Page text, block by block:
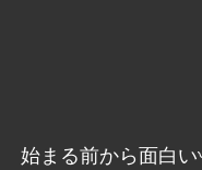
始まる前から面白